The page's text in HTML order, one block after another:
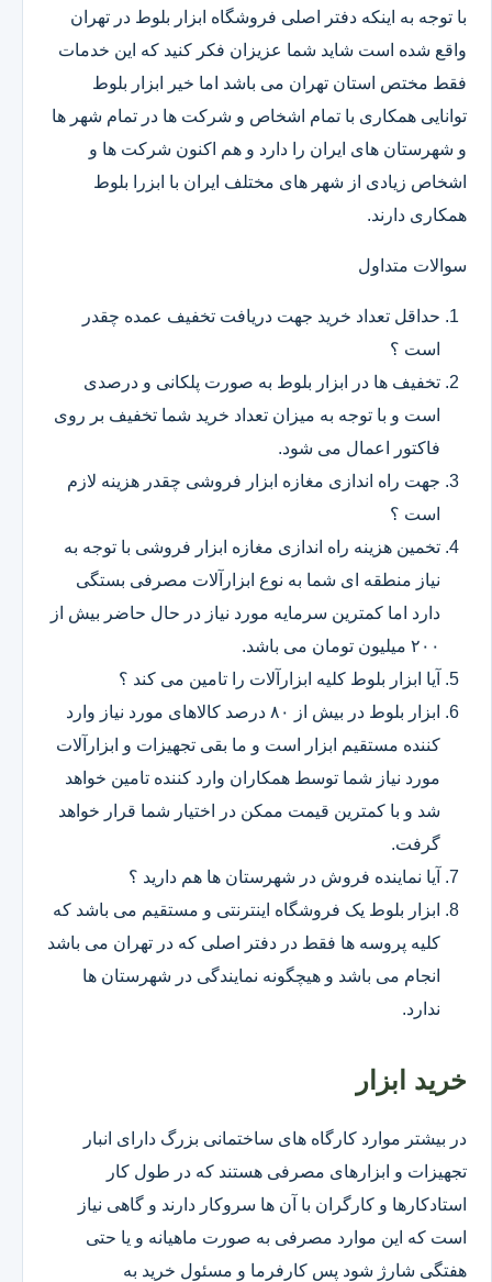
با توجه به اینکه دفتر اصلی فروشگاه ابزار بلوط در تهران
واقع شده است شاید شما عزیزان فکر کنید که این خدمات
فقط مختص استان تهران می باشد اما خیر ابزار بلوط
توانایی همکاری با تمام اشخاص و شرکت ها در تمام شهر ها
و شهرستان های ایران را دارد و هم اکنون شرکت ها و
اشخاص زیادی از شهر های مختلف ایران با ابزرا بلوط
همکاری دارند.
سوالات متداول
حداقل تعداد خرید جهت دریافت تخفیف عمده چقدر
است ؟
تخفیف ها در ابزار بلوط به صورت پلکانی و درصدی
است و با توجه به میزان تعداد خرید شما تخفیف بر روی
فاکتور اعمال می شود.
جهت راه اندازی مغازه ابزار فروشی چقدر هزینه لازم
است ؟
تخمین هزینه راه اندازی مغازه ابزار فروشی با توجه به
نیاز منطقه ای شما به نوع ابزارآلات مصرفی بستگی
دارد اما کمترین سرمایه مورد نیاز در حال حاضر بیش از
۲۰۰ میلیون تومان می باشد.
آیا ابزار بلوط کلیه ابزارآلات را تامین می کند ؟
ابزار بلوط در بیش از ۸۰ درصد کالاهای مورد نیاز وارد
کننده مستقیم ابزار است و ما بقی تجهیزات و ابزارآلات
مورد نیاز شما توسط همکاران وارد کننده تامین خواهد
شد و با کمترین قیمت ممکن در اختیار شما قرار خواهد
گرفت.
آیا نماینده فروش در شهرستان ها هم دارید ؟
ابزار بلوط یک فروشگاه اینترنتی و مستقیم می باشد که
کلیه پروسه ها فقط در دفتر اصلی که در تهران می باشد
انجام می باشد و هیچگونه نمایندگی در شهرستان ها
ندارد.
خرید ابزار
در بیشتر موارد کارگاه های ساختمانی بزرگ دارای انبار
تجهیزات و ابزارهای مصرفی هستند که در طول کار
استادکارها و کارگران با آن ها سروکار دارند و گاهی نیاز
است که این موارد مصرفی به صورت ماهیانه و یا حتی
هفتگی شارژ شود پس کارفرما و مسئول خرید به